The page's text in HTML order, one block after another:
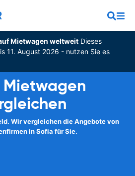
Mietwagen weltweitDieses
11. August 2026 - nutzen Sie es
Mietwagen
Wir vergleichen die Angebote von
in Sofia für Sie.